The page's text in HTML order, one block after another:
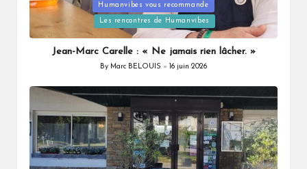
Posted
Humanvibes vous recommande
Les rencontres de Humanvibes
Jean-Marc Carelle : « Ne jamais rien lâcher. »
Posted
By Marc BELOUIS 16 juin 2026